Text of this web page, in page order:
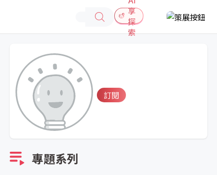
享
探
索
訂閱
專題系列